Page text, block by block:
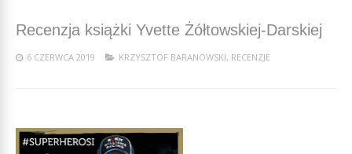
Recenzja książki Yvette Żółtowskiej-Darskiej
6 CZERWCA 2019 KRZYSZTOF BARANOWSKI, RECENZJE